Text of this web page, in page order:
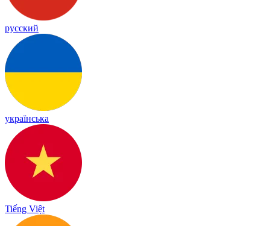
русский
українська
Tiếng Việt